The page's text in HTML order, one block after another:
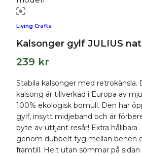
Living Crafts
Kalsonger gylf JULIUS
239 kr
Stabila kalsonger med retrokänsla.
kalsong är tillverkad i Europa av
100% ekologisk bomull. Den har
gylf, insytt midjeband och är
byte av uttjänt resår! Extra hållbara
genom dubbelt tyg mellan benen
framtill. Helt utan sömmar på sidan